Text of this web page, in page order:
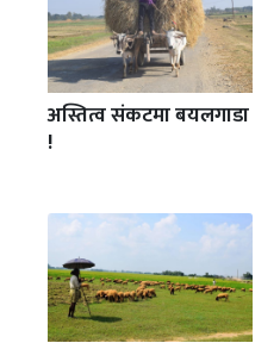
अस्तित्व संकटमा बयलगाडा
!